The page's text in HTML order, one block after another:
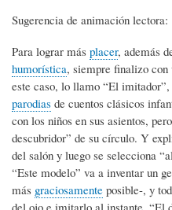
Sugerencia de animación lectora:
Para lograr más placer, además
humorística, siempre finalizo con
este caso, lo llamo “El
parodias de cuentos clásicos
con los niños en sus asientos,
descubridor” de su círculo. Y
del salón y luego se selecciona
“Este modelo” va a inventar un
más graciosamente posible-, y
del ojo e imitarlo al instante. “El